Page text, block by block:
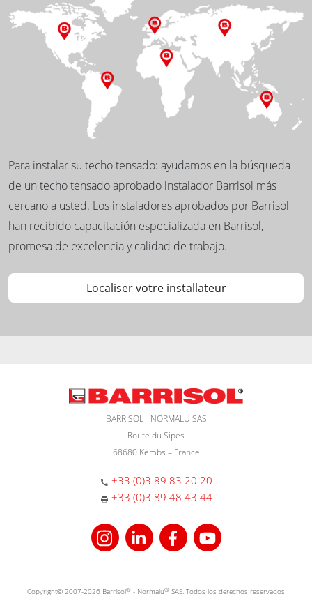
Para instalar su techo tensado: ayudamos en la búsqueda
de un techo tensado aprobado instalador Barrisol más
cercano a usted. Los instaladores aprobados por Barrisol
han recibido capacitación especializada en Barrisol,
promesa de excelencia y calidad de trabajo.
Localiser votre installateur
BARRISOL - NORMALU SAS
Route du Sipes
68680 Kembs – France
+33 (0)3 89 83 20 20
+33 (0)3 89 48 43 44
Copyright© 2007-2026 Barrisol® - Normalu® SAS. Todos los derechos reservados